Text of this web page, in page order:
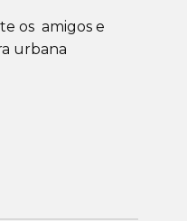
os amigos e
urbana